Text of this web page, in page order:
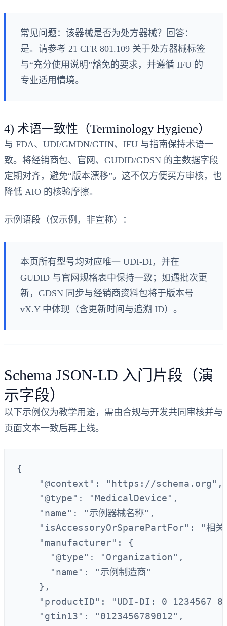
常见问题：该器械是否为处方器械？回答：
是。请参考 21 CFR 801.109 关于处方器械标签
与“充分使用说明”豁免的要求，并遵循 IFU 的
专业适用情境。
4) 术语一致性（Terminology Hygiene）
与 FDA、UDI/GMDN/GTIN、IFU 与指南保持术语一
致。将经销商包、官网、GUDID/GDSN 的主数据字段
定期对齐，避免“版本漂移”。这不仅方便买方审核，也
降低 AIO 的核验摩擦。
示例语段（仅示例，非宣称）：
本页所有型号均对应唯一 UDI‑DI，并在
GUDID 与官网规格表中保持一致；如遇批次更
新，GDSN 同步与经销商资料包将于版本号
vX.Y 中体现（含更新时间与追溯 ID）。
Schema JSON‑LD 入门片段（演
示字段）
以下示例仅为教学用途，需由合规与开发共同审核并与
页面文本一致后再上线。
{
    "@context": "https://schema.org",
    "@type": "MedicalDevice",
    "name": "示例器械名称",
"isAccessoryOrSparePartFor": "相关
    "manufacturer": {
      "@type": "Organization",
      "name": "示例制造商"
    },
"productID": "UDI-DI: 0 1234567
    "gtin13": "0123456789012",